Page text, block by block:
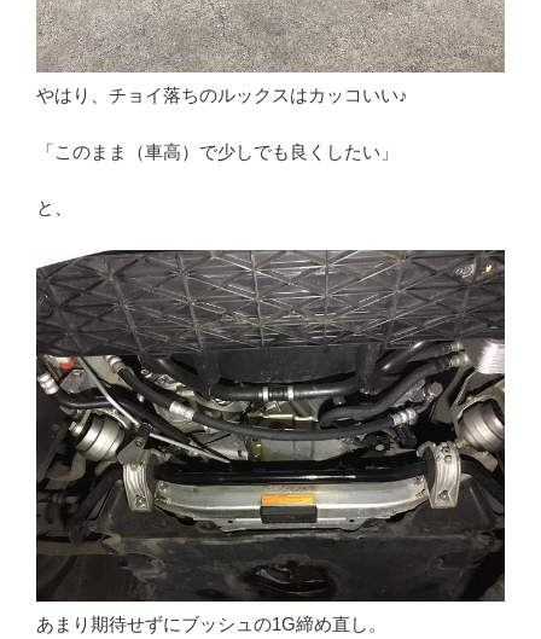
やはり、チョイ落ちのルックスはカッコいい♪
「このまま（車高）で少しでも良くしたい」
と、
あまり期待せずにブッシュの1G締め直し。